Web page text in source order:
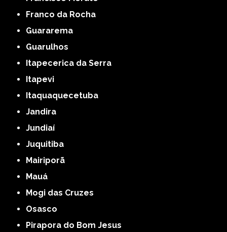
Franco da Rocha
Guararema
Guarulhos
Itapecerica da Serra
Itapevi
Itaquaquecetuba
Jandira
Jundiaí
Juquitiba
Mairiporã
Mauá
Mogi das Cruzes
Osasco
Pirapora do Bom Jesus